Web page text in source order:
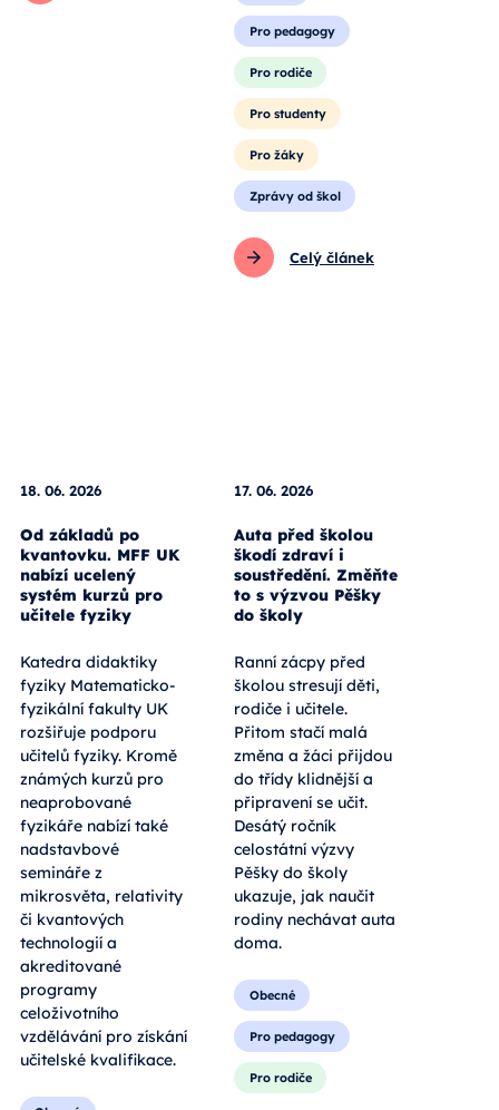
Pro pedagogy
Pro rodiče
Pro studenty
Pro žáky
Zprávy od škol
Celý článek
18. 06. 2026
Od základů po
kvantovku. MFF UK
nabízí ucelený
systém kurzů pro
učitele fyziky
Katedra didaktiky
fyziky Matematicko-
fyzikální fakulty UK
rozšiřuje podporu
učitelů fyziky. Kromě
známých kurzů pro
neaprobované
fyzikáře nabízí také
nadstavbové
semináře z
mikrosvěta, relativity
či kvantových
technologií a
akreditované
programy
celoživotního
vzdělávání pro získání
učitelské kvalifikace.
17. 06. 2026
Auta před školou
škodí zdraví i
soustředění. Změňte
to s výzvou Pěšky
do školy
Ranní zácpy před
školou stresují děti,
rodiče i učitele.
Přitom stačí malá
změna a žáci přijdou
do třídy klidnější a
připravení se učit.
Desátý ročník
celostátní výzvy
Pěšky do školy
ukazuje, jak naučit
rodiny nechávat auta
doma.
Obecné
Pro pedagogy
Pro rodiče